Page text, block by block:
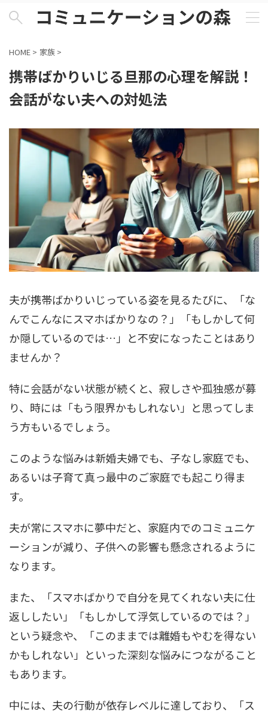
HOME > 家族 >
携帯ばかりいじる旦那の心理を解説！
会話がない夫への対処法
夫が携帯ばかりいじっている姿を見るたびに、「な
んでこんなにスマホばかりなの？」「もしかして何
か隠しているのでは…」と不安になったことはあり
ませんか？
特に会話がない状態が続くと、寂しさや孤独感が募
り、時には「もう限界かもしれない」と思ってしま
う方もいるでしょう。
このような悩みは新婚夫婦でも、子なし家庭でも、
あるいは子育て真っ最中のご家庭でも起こり得ま
す。
夫が常にスマホに夢中だと、家庭内でのコミュニケ
ーションが減り、子供への影響も懸念されるように
なります。
また、「スマホばかりで自分を見てくれない夫に仕
返ししたい」「もしかして浮気しているのでは？」
という疑念や、「このままでは離婚もやむを得ない
かもしれない」といった深刻な悩みにつながること
もあります。
中には、夫の行動が依存レベルに達しており、「ス